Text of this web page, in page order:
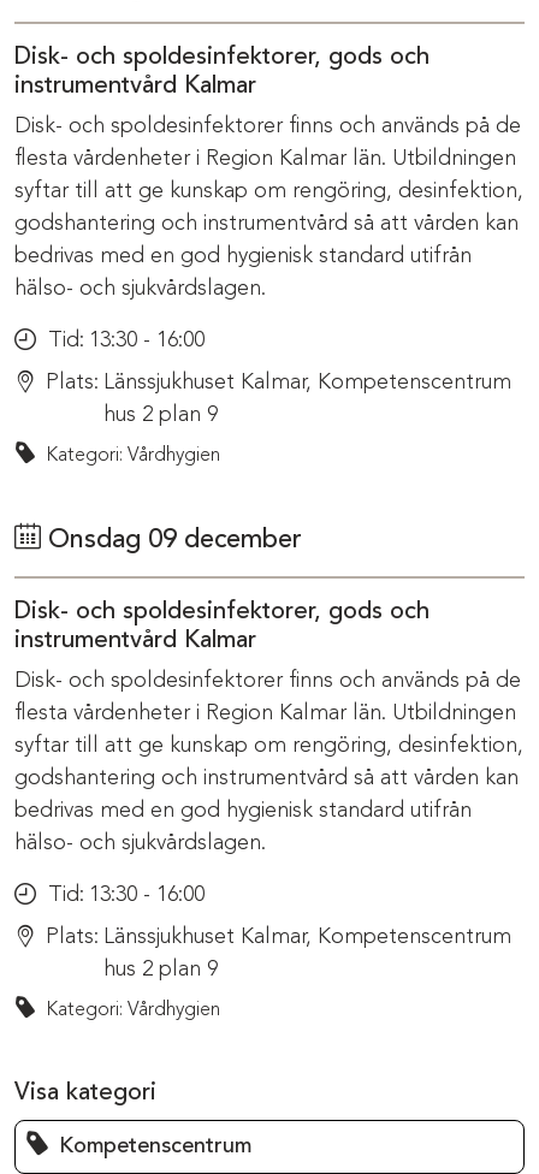
Disk- och spoldesinfektorer, gods och
instrumentvård Kalmar
Disk- och spoldesinfektorer finns och används på de
flesta vårdenheter i Region Kalmar län. Utbildningen
syftar till att ge kunskap om rengöring, desinfektion,
godshantering och instrumentvård så att vården kan
bedrivas med en god hygienisk standard utifrån
hälso- och sjukvårdslagen.
Tid: 13:30 - 16:00
Plats: Länssjukhuset Kalmar, Kompetenscentrum
hus 2 plan 9
Kategori: Vårdhygien
Onsdag 09 december
Disk- och spoldesinfektorer, gods och
instrumentvård Kalmar
Disk- och spoldesinfektorer finns och används på de
flesta vårdenheter i Region Kalmar län. Utbildningen
syftar till att ge kunskap om rengöring, desinfektion,
godshantering och instrumentvård så att vården kan
bedrivas med en god hygienisk standard utifrån
hälso- och sjukvårdslagen.
Tid: 13:30 - 16:00
Plats: Länssjukhuset Kalmar, Kompetenscentrum
hus 2 plan 9
Kategori: Vårdhygien
Visa kategori
Kompetenscentrum